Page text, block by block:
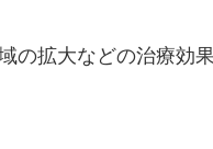
の拡大などの治療効